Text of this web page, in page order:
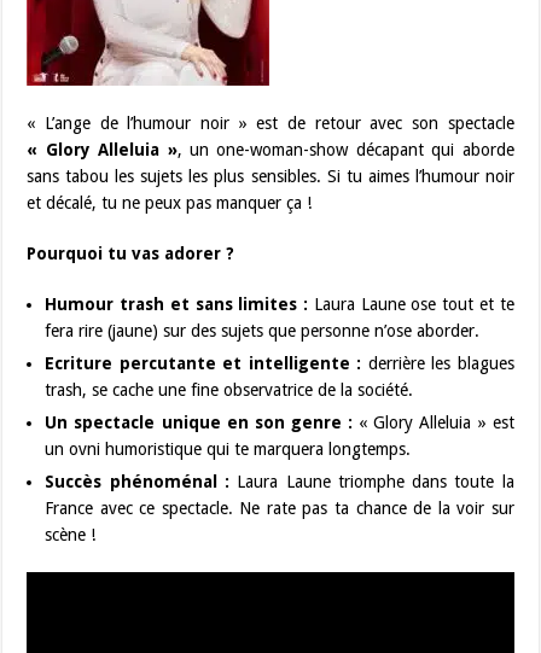
« L’ange de l’humour noir » est de retour avec son spectacle
« Glory Alleluia », un one-woman-show décapant qui aborde
sans tabou les sujets les plus sensibles. Si tu aimes l’humour noir
et décalé, tu ne peux pas manquer ça !
Pourquoi tu vas adorer ?
Humour trash et sans limites : Laura Laune ose tout et te
fera rire (jaune) sur des sujets que personne n’ose aborder.
Ecriture percutante et intelligente : derrière les blagues
trash, se cache une fine observatrice de la société.
Un spectacle unique en son genre : « Glory Alleluia » est
un ovni humoristique qui te marquera longtemps.
Succès phénoménal : Laura Laune triomphe dans toute la
France avec ce spectacle. Ne rate pas ta chance de la voir sur
scène !